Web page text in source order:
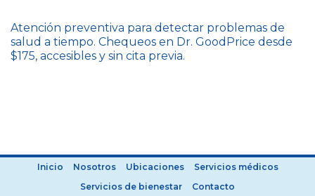
Atención preventiva para detectar problemas de
salud a tiempo. Chequeos en Dr. GoodPrice desde
$175, accesibles y sin cita previa.
Inicio Nosotros Ubicaciones
Servicios médicos
Servicios de bienestar
Contacto